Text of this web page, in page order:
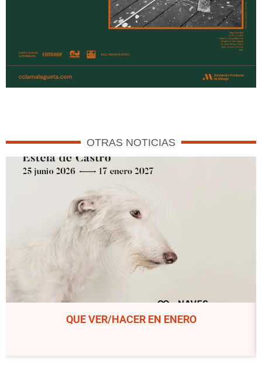
OTRAS NOTICIAS
QUE VER/HACER EN ENERO